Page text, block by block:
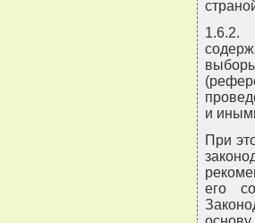
1.6.2.
и
При
его